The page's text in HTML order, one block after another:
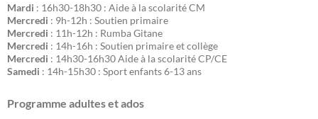
Mardi : 16h30-18h30 : Aide à la scolarité CM
Mercredi : 9h-12h : Soutien primaire
Mercredi : 11h-12h : Rumba Gitane
Mercredi : 14h-16h : Soutien primaire et collège
Mercredi : 14h30-16h30 Aide à la scolarité CP/CE
Samedi : 14h-15h30 : Sport enfants 6-13 ans
Programme adultes et ados